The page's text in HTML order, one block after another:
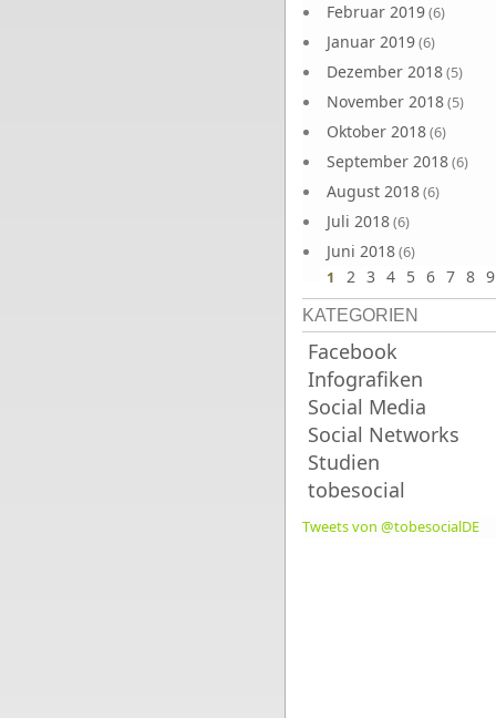
Februar 2019(6)
Januar 2019(6)
Dezember 2018(5)
November 2018(5)
Oktober 2018(6)
September 2018(6)
August 2018(6)
Juli 2018(6)
Juni 2018(6)
1 2 3 4 5 6 7 8 9
KATEGORIEN
Facebook
Infografiken
Social Media
Social Networks
Studien
tobesocial
Tweets von @tobesocialDE